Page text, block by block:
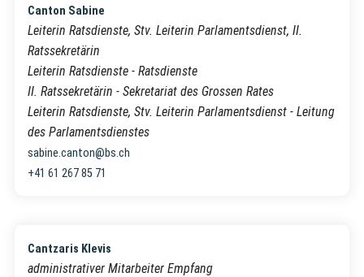
Canton Sabine
Leiterin Ratsdienste, Stv. Leiterin Parlamentsdienst, II.
Ratssekretärin
Leiterin Ratsdienste - Ratsdienste
II. Ratssekretärin - Sekretariat des Grossen Rates
Leiterin Ratsdienste, Stv. Leiterin Parlamentsdienst - Leitung
des Parlamentsdienstes
sabine.canton@bs.ch
+41 61 267 85 71
Cantzaris Klevis
administrativer Mitarbeiter Empfang